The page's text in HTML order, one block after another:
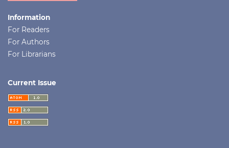
Information
For Readers
For Authors
For Librarians
Current Issue